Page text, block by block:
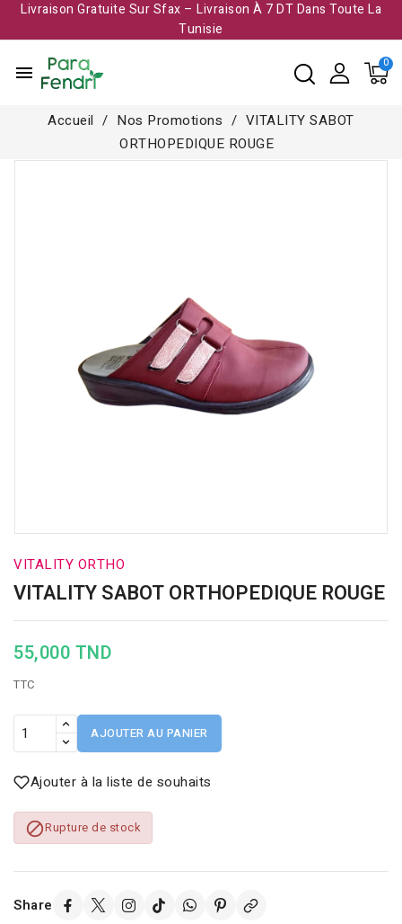
Livraison Gratuite Sur Sfax – Livraison À 7 DT Dans Toute La
Tunisie​
menu
Accueil Nos Promotions
VITALITY SABOT
ORTHOPEDIQUE ROUGE
VITALITY ORTHO
VITALITY SABOT ORTHOPEDIQUE ROUGE
55,000 TND
TTC
AJOUTER AU PANIER
Ajouter à la liste de souhaits
Rupture de stock
Share